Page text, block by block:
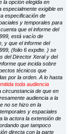
la opción elegida en
especialmente exigible en
especificación de
y temporales para
que el informe del
está vacío de
y que el informe del
(folio 6 expdte. ) se
del Director Xeral y del
que incida sobre
técnicos que
por la orden. A lo hasta
toda audiencia
circunstancia de que en
audiencia a la
no se hizo en la
y espaciales
la actora la extensión de
que tampoco
directa con la parte